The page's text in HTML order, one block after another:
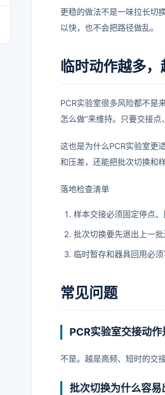
更稳的做法不是一味拉长切
以快，也不会把路径做乱。
临时动作越多，
PCR实验室很多风险都不是
怎么做”来维持。只要交接
这也是为什么PCR实验室更
和压差，还能把批次切换和
落地检查清单
样本交接必须固定停点
批次切换要先退出上一批
临时暂存和器具回用必
常见问题
PCR实验室交接动作
不是。越是高频、短时的交
批次切换为什么容易